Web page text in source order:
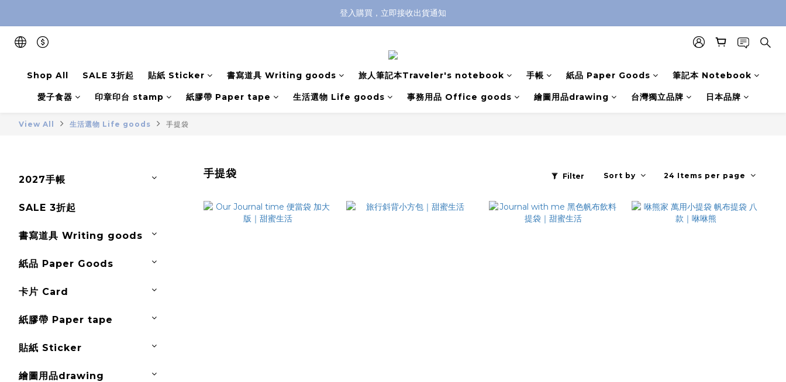
全館滿兩千免運！
登入購買，立即接收出貨通知
Shop All SALE 3折起 貼紙 Sticker 書寫道具 Writing goods 旅人筆記本Traveler's notebook 手帳 紙品 Paper Goods 筆記本 Notebook
愛子食器 印章印台 stamp 紙膠帶 Paper tape 生活選物 Life goods 事務用品 Office goods 繪圖用品drawing 台灣獨立品牌 日本品牌
View All 生活選物 Life goods 手提袋
2027手帳
SALE 3折起
書寫道具 Writing goods
紙品 Paper Goods
卡片 Card
紙膠帶 Paper tape
貼紙 Sticker
繪圖用品drawing
手提袋 Filter Sort by 24 Items per page